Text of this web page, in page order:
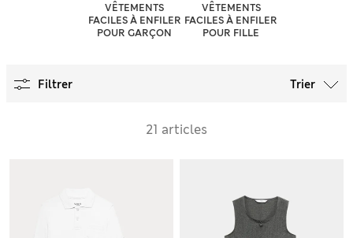
VÊTEMENTS
FACILES À ENFILER
POUR GARÇON
VÊTEMENTS
FACILES À ENFILER
POUR FILLE
Filtrer Trier
21 articles